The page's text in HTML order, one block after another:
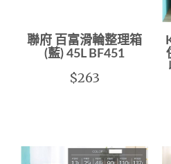
聯府 百富滑輪整理箱
(藍) 45L BF451
$263